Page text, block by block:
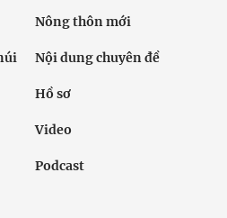
Nông thôn mới
Nội dung chuyên đề
Hồ sơ
Video
Podcast